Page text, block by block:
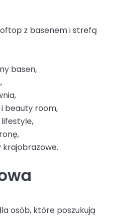
z basenem i strefą
basen,
beauty room,
lifestyle,
osób, które poszukują